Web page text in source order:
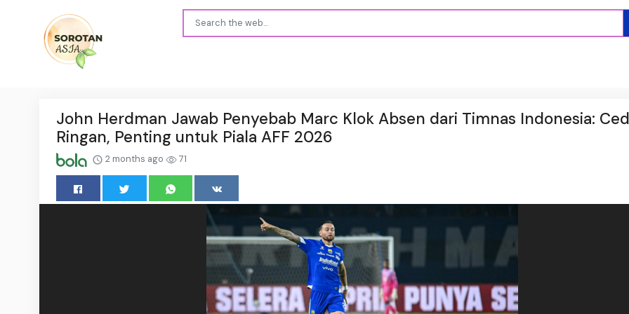
John Herdman Jawab Penyebab Marc Klok Absen dari Timnas Indonesia:
Ringan, Penting untuk Piala AFF 2026
2 months ago 71